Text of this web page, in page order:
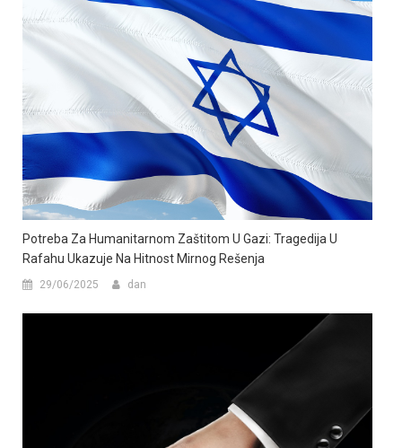
Potreba Za Humanitarnom Zaštitom U Gazi: Tragedija U
Rafahu Ukazuje Na Hitnost Mirnog Rešenja
29/06/2025 dan